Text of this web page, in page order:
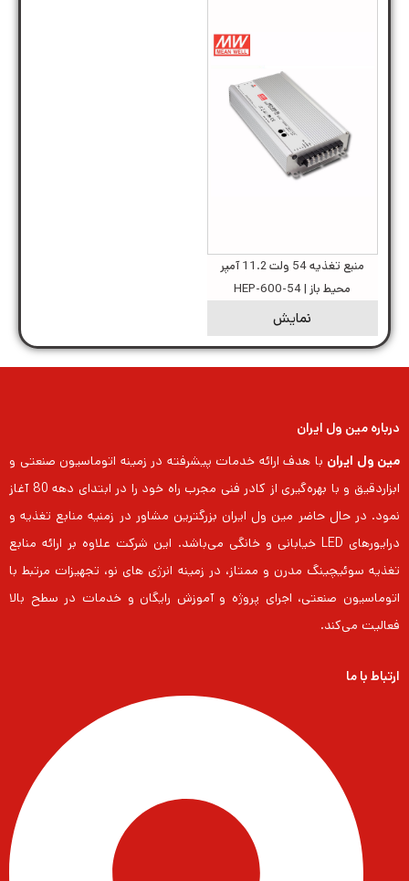
منبع تغذیه 54 ولت 11.2 آمپر
محیط باز | HEP-600-54
نمایش
درباره مین ول ایران
مین ول ایران با هدف ارائه خدمات پیشرفته در زمینه اتوماسیون صنعتی و
ابزاردقیق و با بهره‌گیری از کادر فنی مجرب راه خود را در ابتدای دهه 80 آغاز
نمود. در حال حاضر مین ول ایران بزرگترین مشاور در زمنیه منابع تغذیه و
درایورهای LED خیابانی و خانگی می‌باشد. این شرکت علاوه بر ارائه منابع
تغذیه سوئیچینگ مدرن و ممتاز، در زمینه انرژی های نو، تجهیزات مرتبط با
اتوماسیون صنعتی، اجرای پروژه و آموزش رایگان و خدمات در سطح بالا
فعالیت می‌کند.
ارتباط با ما